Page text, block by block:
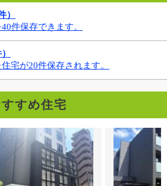
）
件保存できます。
宅が20件保存されます。
すめ住宅